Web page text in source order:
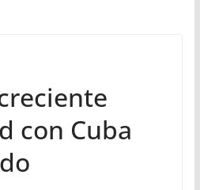
con Cuba